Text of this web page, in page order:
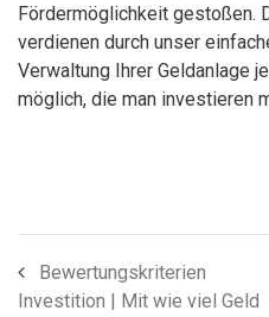
Fördermöglichkeit gestoßen.
verdienen durch unser
Verwaltung Ihrer Geldanlage
möglich, die man investieren
Bewertungskriterien
Investition | Mit wie viel Geld